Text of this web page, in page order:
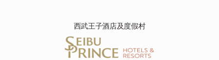
西武王子酒店及度假村